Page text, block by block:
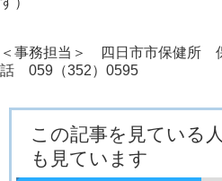
＜事務担当＞ 四日市市保健所
話 059（352）0595
この記事を見ている
も見ています